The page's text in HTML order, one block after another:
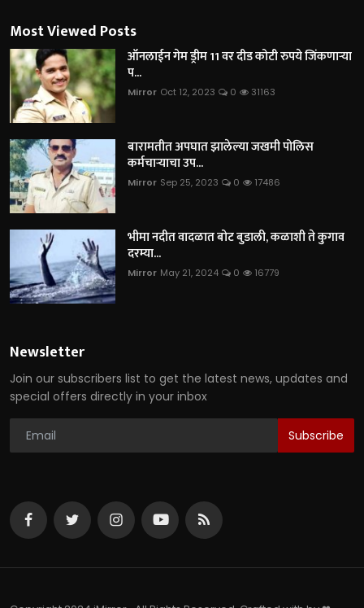
Most Viewed Posts
ऑनलाईन गेम ड्रीम 11 वर दीड कोटी रुपये जिंकणाऱ्या
प...
Mirror Oct 12, 2023 0 31163
बारामतीत अपघात झालेल्या जखमी पोलिस
कर्मचाऱ्याचा उप...
Mirror Sep 25, 2023 0 17486
भीमा नदीत वादळात बोट बुडाली, कळाशी ते कुगाव
दरम्या...
Mirror May 21, 2024 0 16779
Newsletter
Join our subscribers list to get the latest news, updates and
special offers directly in your inbox
Subscribe